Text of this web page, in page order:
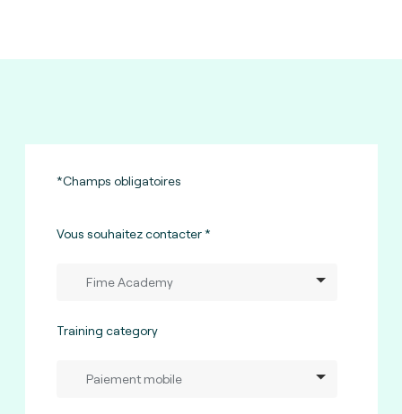
*Champs obligatoires
Vous souhaitez contacter
Training category